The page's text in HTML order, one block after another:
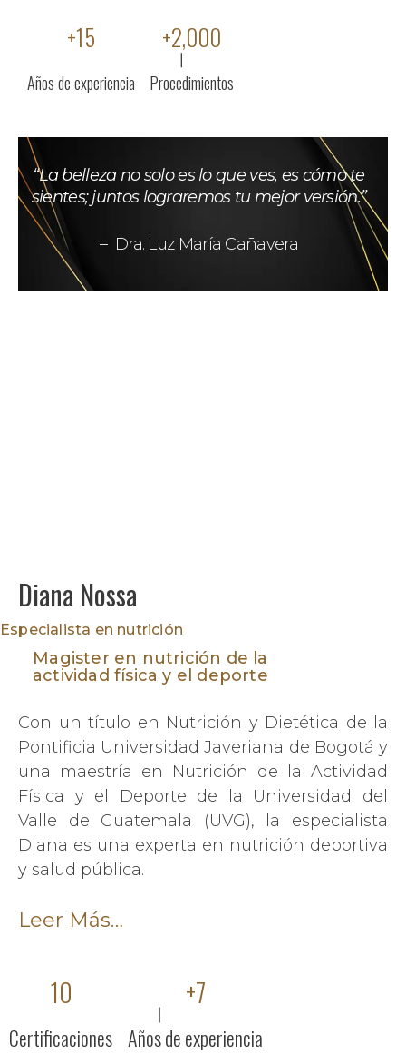
Años de experiencia
+15
Procedimientos
+2,000
“La belleza no solo es lo que ves, es cómo te
sientes; juntos lograremos tu mejor versión.”
– Dra. Luz María Cañavera
Diana Nossa
Especialista en nutrición
Magister en nutrición de la
actividad física y el deporte
Con un título en Nutrición y Dietética de la
Pontificia Universidad Javeriana de Bogotá y
una maestría en Nutrición de la Actividad
Física y el Deporte de la Universidad del
Valle de Guatemala (UVG), la especialista
Diana es una experta en nutrición deportiva
y salud pública.
Leer Más…
Certificaciones
10
Años de experiencia
+7